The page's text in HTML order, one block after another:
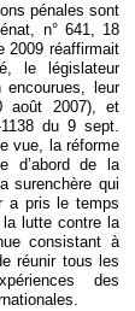
pénales sont
n° 641, 18
2009 réaffirmait
le législateur
leur
août 2007), et
du 9 sept.
vue, la réforme
d’abord de la
surenchère qui
a pris le temps
lutte contre la
consistant à
réunir tous les
des